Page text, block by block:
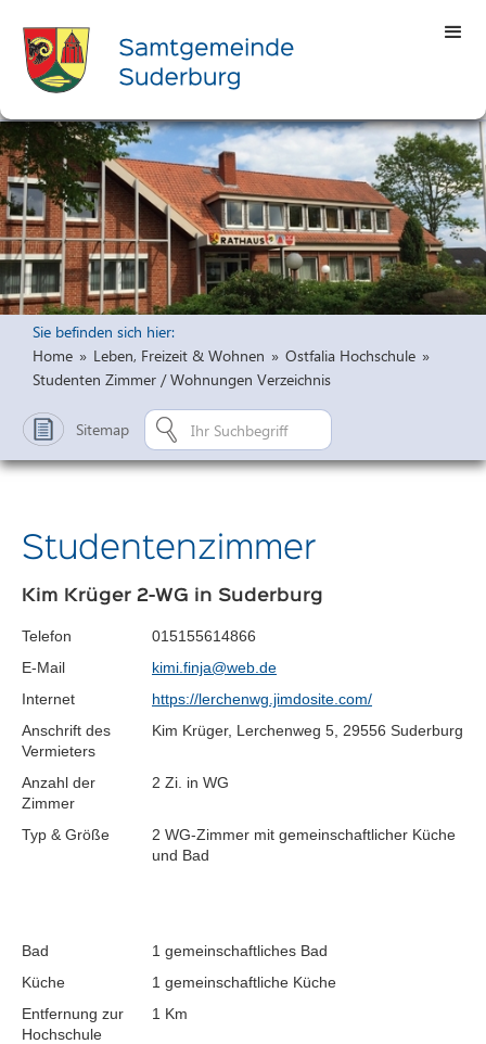
Sie befinden sich hier:
Home » Leben, Freizeit & Wohnen » Ostfalia Hochschule »
Studenten Zimmer / Wohnungen Verzeichnis
Sitemap
Studentenzimmer
Kim Krüger 2-WG in Suderburg
Telefon
015155614866
E-Mail
kimi.finja@web.de
Internet
https://lerchenwg.jimdosite.com/
Anschrift des
Vermieters
Kim Krüger, Lerchenweg 5, 29556 Suderburg
Anzahl der
Zimmer
2 Zi. in WG
Typ & Größe
2 WG-Zimmer mit gemeinschaftlicher Küche
und Bad
Bad
1 gemeinschaftliches Bad
Küche
1 gemeinschaftliche Küche
Entfernung zur
Hochschule
1 Km